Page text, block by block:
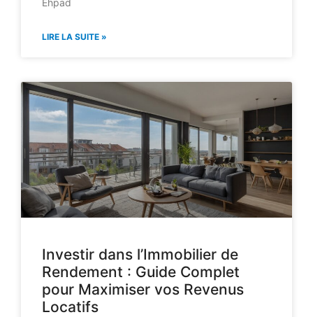
Ehpad
LIRE LA SUITE »
Investir dans l’Immobilier de
Rendement : Guide Complet
pour Maximiser vos Revenus
Locatifs